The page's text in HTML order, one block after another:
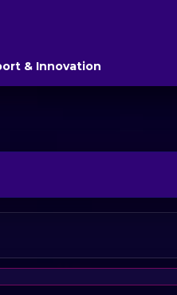
& Innovation